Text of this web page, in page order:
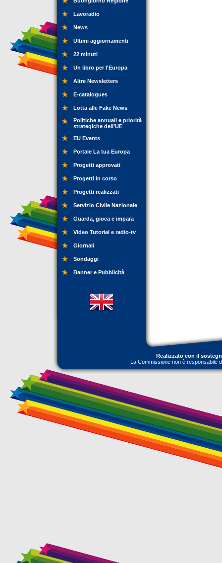
Lavoradio
News
Ultimi aggiornamenti
22 minuti
Un libro per l'Europa
Altre Newsletters
E-catalogues
Lotta alle Fake News
Politiche annuali e priorità
strategiche dell’UE
EU Events
Portale La tua Europa
Progetti approvati
Progetti in corso
Progetti realizzati
Servizio Civile Nazionale
Guarda, gioca e impara
Video Tutorial e radio-tv
Giornali
Sondaggi
Banner e Pubblicità
Realizzato con il
La Commissione non è responsabile